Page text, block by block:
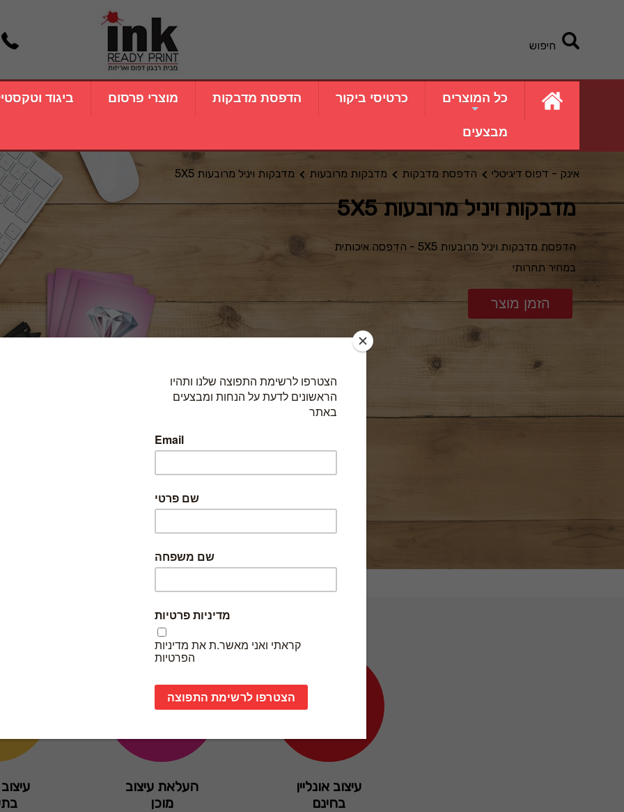
חיפוש
כל המוצרים כרטיסי ביקור הדפסת מדבקות מוצרי פרסום ביגוד
מבצעים
אינק - דפוס דיגיטלי הדפסת מדבקות מדבקות מרובעות מדבקות ויניל מרובעות 5X5
מדבקות ויניל מרובעות 5X5
הדפסת מדבקות ויניל מרובעות 5X5 - הדפסה איכותית
במחיר תחרותי
הזמן מוצר
כדי להזמין, בחרו באחת האפשרויות הבאות:
עיצוב אונליין
בחינם
העלאת עיצוב
מוכן